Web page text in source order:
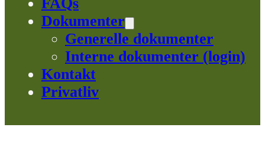
Dokumenter
Generelle dokumenter
Interne dokumenter (login)
Kontakt
Privatliv